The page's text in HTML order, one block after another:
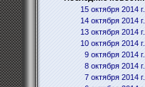
15 октября 2014 г.
14 октября 2014 г.
13 октября 2014 г.
10 октября 2014 г.
9 октября 2014 г.
8 октября 2014 г.
7 октября 2014 г.